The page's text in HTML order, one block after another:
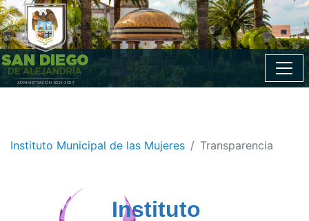
Instituto Municipal de las Mujeres Transparencia
Instituto